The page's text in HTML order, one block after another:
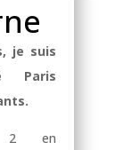
je suis
Paris
2 en